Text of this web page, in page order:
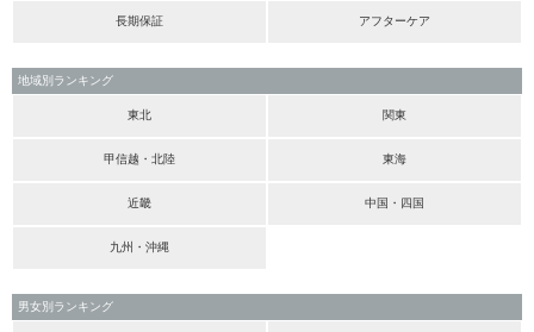
長期保証 アフターケア
地域別ランキング
東北 関東
甲信越・北陸 東海
近畿 中国・四国
九州・沖縄
男女別ランキング